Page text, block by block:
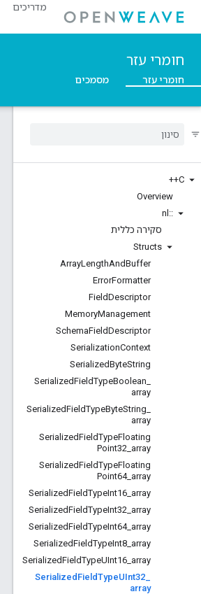
מדריכים
חומרי עזר
חומרי עזר מסמכים
C++
Overview
::
nl
סקירה כללית
Structs
ArrayLengthAndBuffer
ErrorFormatter
FieldDescriptor
MemoryManagement
SchemaFieldDescriptor
SerializationContext
SerializedByteString
SerializedFieldTypeBoolean
array
SerializedFieldTypeByteString
array
SerializedFieldTypeFloating
Point32 array
SerializedFieldTypeFloating
Point64_ array
SerializedFieldTypeInt16 array
SerializedFieldTypeInt32 array
SerializedFieldTypeInt64_ array
SerializedFieldTypeInt8 array
SerializedFieldTypeUInt16 array
Serialized FieldTypeUInt32
array